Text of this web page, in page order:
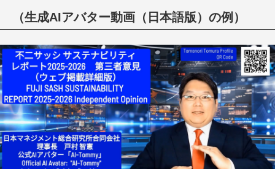
（生成AIアバター動画（日本語版）の例）